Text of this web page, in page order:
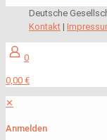
Deutsche
Kontakt |
0
0,00 €
✕
Anmelden